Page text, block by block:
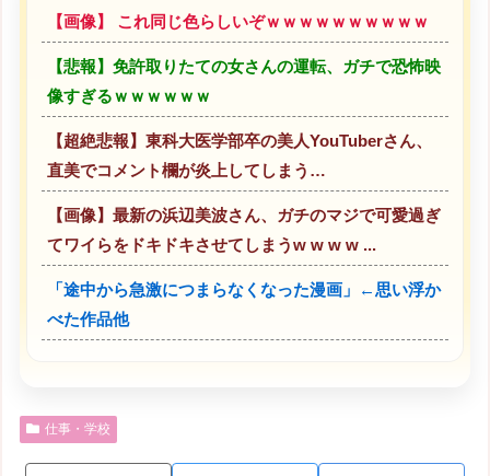
【画像】 これ同じ色らしいぞｗｗｗｗｗｗｗｗｗｗ
【悲報】免許取りたての女さんの運転、ガチで恐怖映
像すぎるｗｗｗｗｗｗ
【超絶悲報】東科大医学部卒の美人YouTuberさん、
直美でコメント欄が炎上してしまう…
【画像】最新の浜辺美波さん、ガチのマジで可愛過ぎ
てワイらをドキドキさせてしまうw w w w ...
「途中から急激につまらなくなった漫画」←思い浮か
べた作品他
仕事・学校